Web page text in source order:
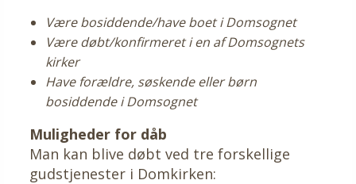
Være bosiddende/have boet i Domsognet
Være døbt/konfirmeret i en af Domsognets
kirker
Have forældre, søskende eller børn
bosiddende i Domsognet
Muligheder for dåb
Man kan blive døbt ved tre forskellige
gudstjenester i Domkirken: